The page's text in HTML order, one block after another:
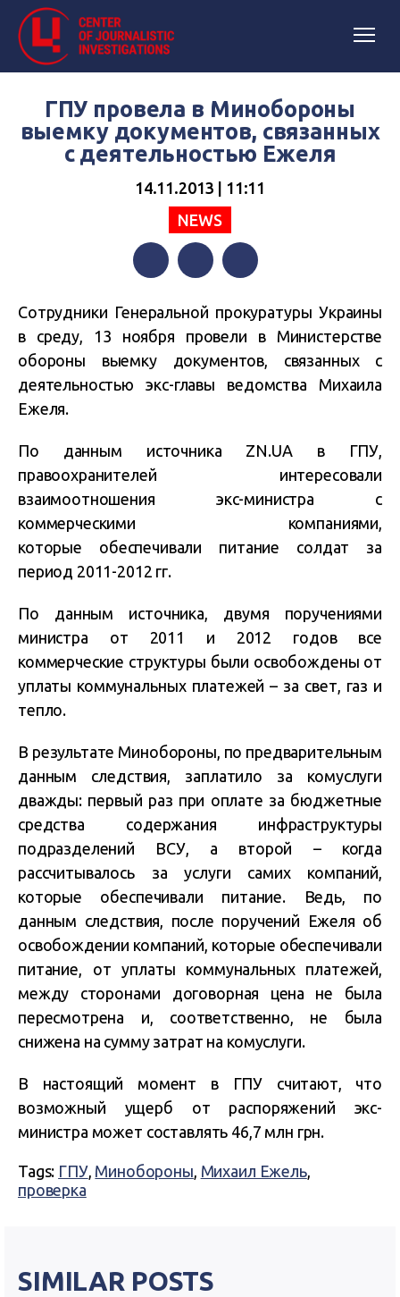
ГПУ провела в Минобороны
выемку документов, связанных
с деятельностью Ежеля
14.11.2013 | 11:11
NEWS
Сотрудники Генеральной прокуратуры Украины
в среду, 13 ноября провели в Министерстве
обороны выемку документов, связанных с
деятельностью экс-главы ведомства Михаила
Ежеля.
По данным источника ZN.UA в ГПУ,
правоохранителей интересовали
взаимоотношения экс-министра с
коммерческими компаниями,
которые обеспечивали питание солдат за
период 2011-2012 гг.
По данным источника, двумя поручениями
министра от 2011 и 2012 годов все
коммерческие структуры были освобождены от
уплаты коммунальных платежей – за свет, газ и
тепло.
В результате Минобороны, по предварительным
данным следствия, заплатило за комуслуги
дважды: первый раз при оплате за бюджетные
средства содержания инфраструктуры
подразделений ВСУ, а второй – когда
рассчитывалось за услуги самих компаний,
которые обеспечивали питание. Ведь, по
данным следствия, после поручений Ежеля об
освобождении компаний, которые обеспечивали
питание, от уплаты коммунальных платежей,
между сторонами договорная цена не была
пересмотрена и, соответственно, не была
снижена на сумму затрат на комуслуги.
В настоящий момент в ГПУ считают, что
возможный ущерб от распоряжений экс-
министра может составлять 46,7 млн грн.
Tags: ГПУ, Минобороны, Михаил Ежель,
проверка
SIMILAR POSTS